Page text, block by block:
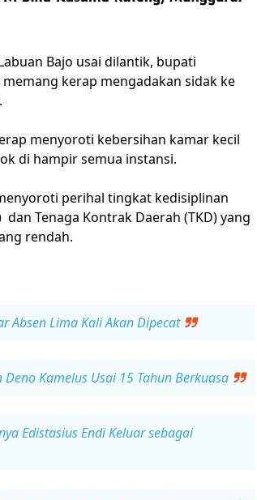
Bajo usai dilantik, bupati
kerap mengadakan sidak ke
menyoroti kebersihan kamar kecil
di hampir semua instansi.
perihal tingkat kedisiplinan
Tenaga Kontrak Daerah (TKD) yang
rendah.
Absen Lima Kali Akan Dipecat
Kamelus Usai 15 Tahun Berkuasa
Edistasius Endi Keluar sebagai